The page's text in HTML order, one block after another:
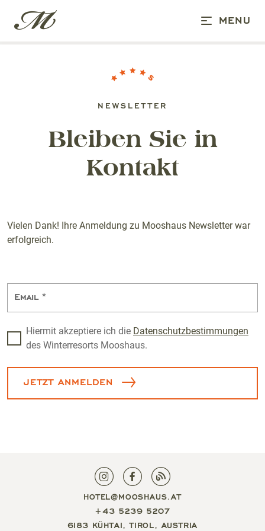
MENU
NEWSLETTER
Bleiben Sie in
Kontakt
Vielen Dank! Ihre Anmeldung zu Mooshaus Newsletter war
erfolgreich.
Email *
Hiermit akzeptiere ich die Datenschutzbestimmungen
des Winterresorts Mooshaus.
JETZT ANMELDEN
HOTEL@MOOSHAUS.AT
+43 5239 5207
6183 KÜHTAI, TIROL, AUSTRIA